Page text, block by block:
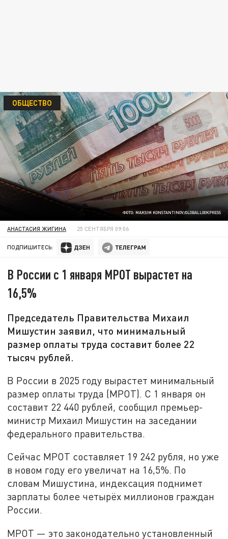
ФОТО: MAKSIM KONSTANTINOV/GLOBALLOOKPRESS
ОБЩЕСТВО
АНАСТАСИЯ ЖИГИНА 25 СЕНТЯБРЯ 09:06
ПОДПИШИТЕСЬ:
В России с 1 января МРОТ вырастет на
16,5%
Председатель Правительства Михаил
Мишустин заявил, что минимальный
размер оплаты труда составит более 22
тысяч рублей.
В России в 2025 году вырастет минимальный
размер оплаты труда (МРОТ). С 1 января он
составит 22 440 рублей, сообщил премьер-
министр Михаил Мишустин на заседании
федерального правительства.
Сейчас МРОТ составляет 19 242 рубля, но уже
в новом году его увеличат на 16,5%. По
словам Мишустина, индексация поднимет
зарплаты более четырёх миллионов граждан
России.
МРОТ — это законодательно установленный